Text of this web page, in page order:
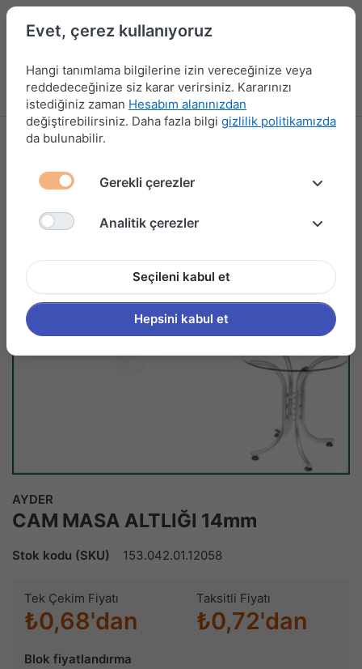
Menü Kampanyalar Yeni Ürünler Giriş yap
AYDER
CAM MASA ALTLIĞI 14mm
Stok kodu (SKU) 153.042.01.12058
Tek Çekim Fiyatı
₺0,68'dan
Taksitli Fiyatı
₺0,72'dan
Blok fiyatlandırma
Evet, çerez kullanıyoruz
Hangi tanımlama bilgilerine izin vereceğinize veya
reddedeceğinize siz karar verirsiniz. Kararınızı
istediğiniz zaman Hesabım alanınızdan
değiştirebilirsiniz. Daha fazla bilgi gizlilik politikamızda
da bulunabilir.
Gerekli çerezler
Analitik çerezler
Seçileni kabul et
Hepsini kabul et